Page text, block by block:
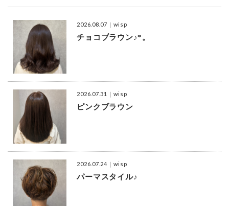
2026.08.07 ｜wisp
チョコブラウン♪*。
2026.07.31 ｜wisp
ピンクブラウン
2026.07.24 ｜wisp
パーマスタイル♪